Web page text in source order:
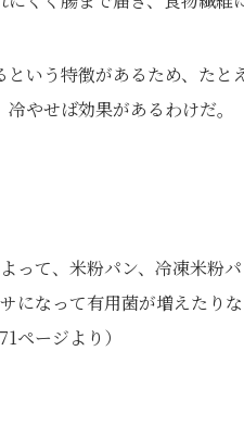
いう特徴があるため、た
やせば効果があるわけだ。
って、米粉パン、冷凍米粉
になって有用菌が増えたり
ページより）